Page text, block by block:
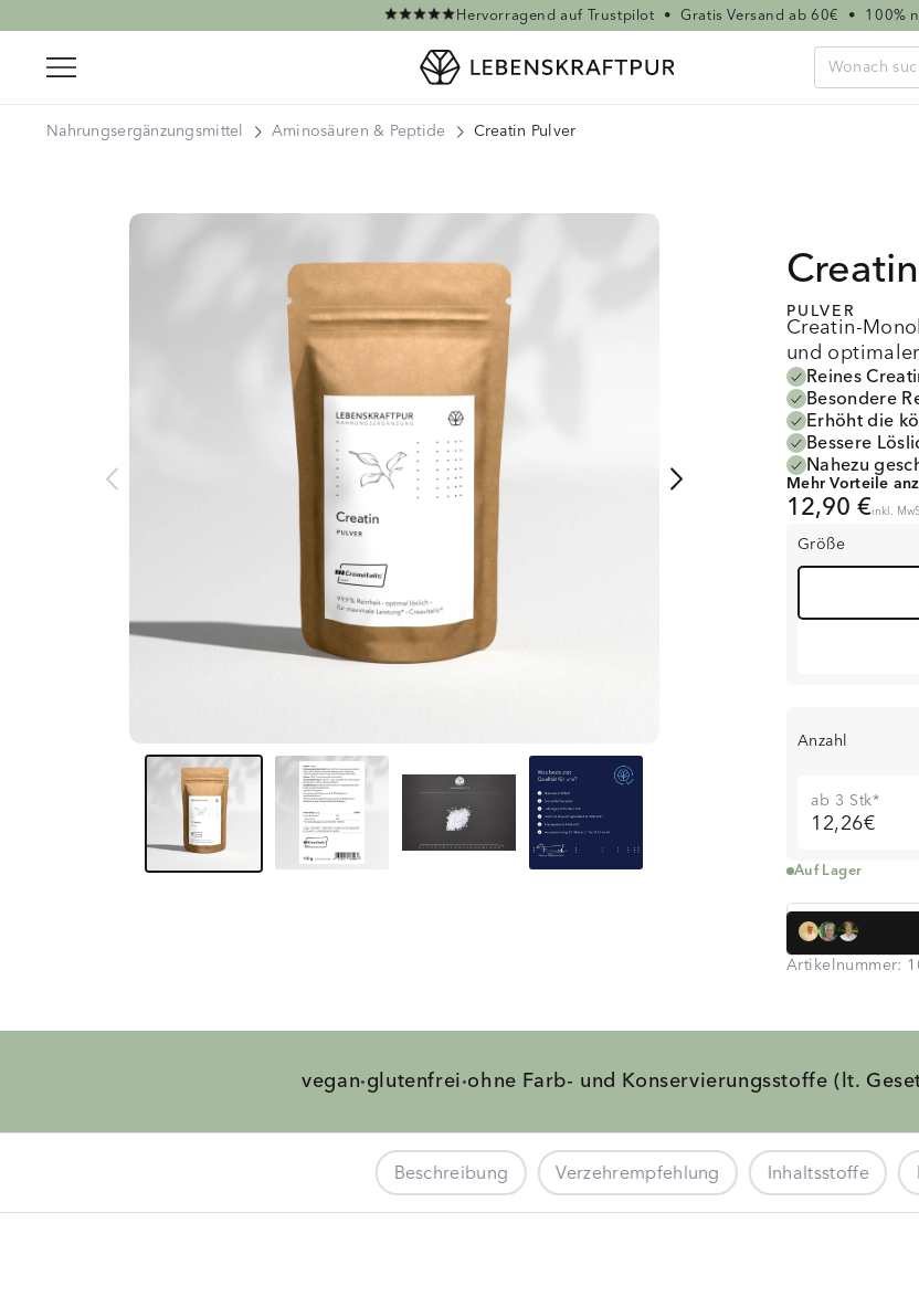
Hervorragend auf Trustpilot • Gratis Versand ab 60€ • 100%
Nahrungsergänzungsmittel Aminosäuren & Peptide Creatin Pulver
Creatin
PULVER
Creatin-
und
Reines
Besondere
Erhöht die
Bessere
Nahezu
Mehr Vorteile
12,90 €inkl.
Größe
Anzahl
ab 3 Stk*
12,26€
Auf Lager
Artikelnummer:
vegan·glutenfrei·ohne Farb- und Konservierungsstoffe(lt.
Beschreibung Verzehrempfehlung Inhaltsstoffe